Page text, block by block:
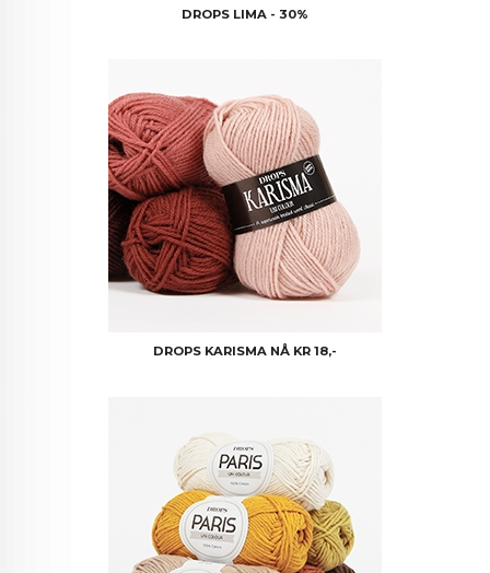
DROPS LIMA - 30%
DROPS KARISMA NÅ KR 18,-